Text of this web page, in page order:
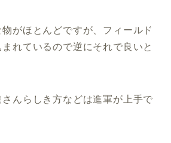
がほとんどですが、フィールド
れているので逆にそれで良いと
んらしき方などは進軍が上手で